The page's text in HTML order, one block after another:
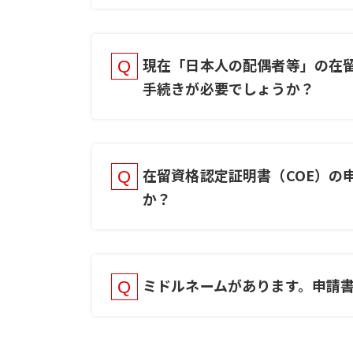
現在「日本人の配偶者等」の在
手続きが必要でしょうか？
在留資格認定証明書（COE）の
か？
ミドルネームがあります。申請